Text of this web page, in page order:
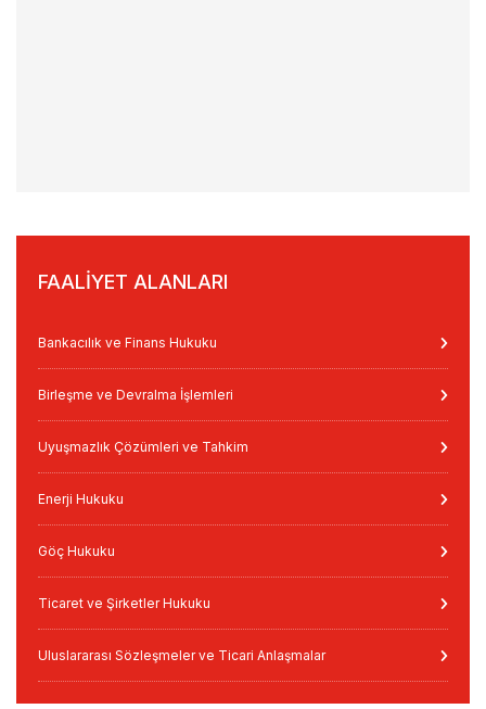
FAALIYET ALANLARI
Bankacılık ve Finans Hukuku
Birleşme ve Devralma İşlemleri
Uyuşmazlık Çözümleri ve Tahkim
Enerji Hukuku
Göç Hukuku
Ticaret ve Şirketler Hukuku
Uluslararası Sözleşmeler ve Ticari Anlaşmalar